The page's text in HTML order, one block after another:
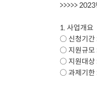
>>>>>
1. 사업개요
○ 신청기간
○ 지원규모
○ 지원대상
○ 과제기한